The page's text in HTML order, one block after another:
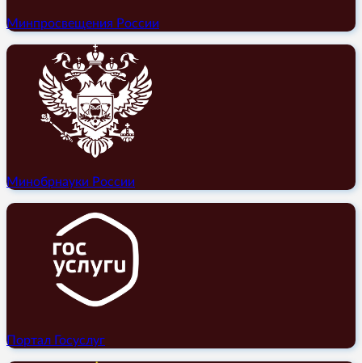
Минпросвещения России
Минобрнауки России
Портал Госуслуг